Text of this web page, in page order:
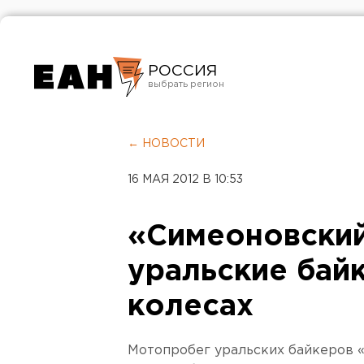
РОССИЯ
Челябинск
← НОВОСТИ
16 МАЯ 2012 В 10:53
уральские
колесах
Мотопробег уральских байкеров